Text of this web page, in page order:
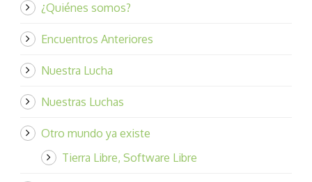
¿Quiénes somos?
Encuentros Anteriores
Nuestra Lucha
Nuestras Luchas
Otro mundo ya existe
Tierra Libre, Software Libre